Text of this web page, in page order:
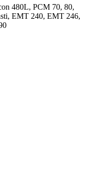
480L, PCM 70, 80,
EMT 240, EMT 246,